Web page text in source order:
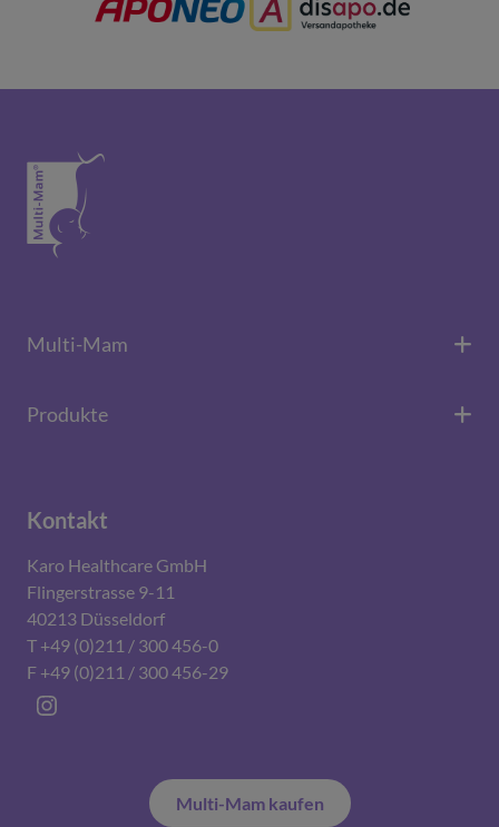
Multi-Mam
Produkte
Kontakt
Karo Healthcare GmbH
Flingerstrasse 9-11
40213 Düsseldorf
T +49 (0)211 / 300 456-0
F +49 (0)211 / 300 456-29
Instagram
Multi-Mam kaufen